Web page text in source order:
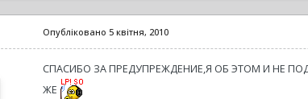
Опубліковано 5 квітня, 2010
СПАСИБО ЗА ПРЕДУПРЕЖДЕНИЕ,Я ОБ ЭТОМ И НЕ
ЖЕ